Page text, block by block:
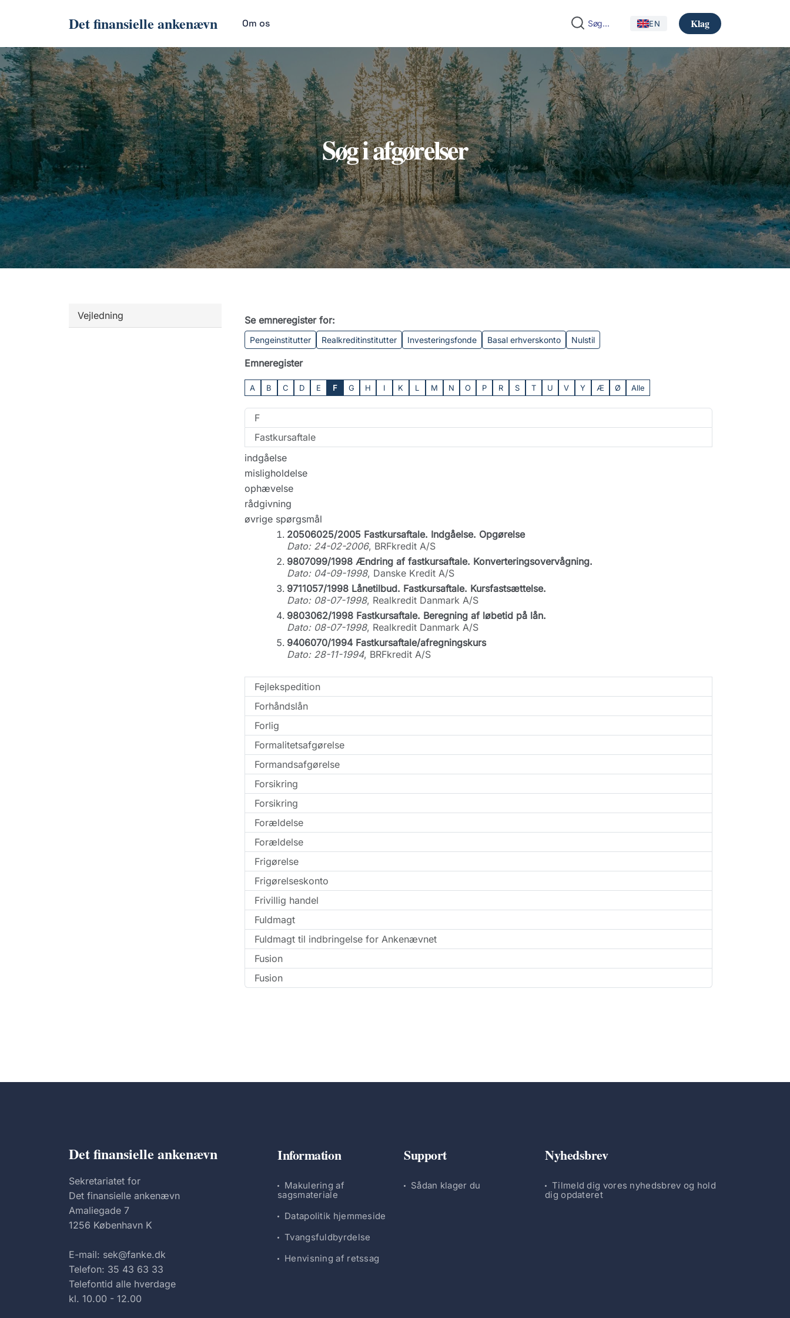
Det finansielle ankenævn Om os EN Klag
Søg i afgørelser
Vejledning Se emneregister for:
Pengeinstitutter Realkreditinstitutter Investeringsfonde Basal erhverskonto Nulstil
Emneregister
A B C D E F G H I K L M N O P R S T U V Y Æ Ø Alle
F
Fastkursaftale
indgåelse
misligholdelse
ophævelse
rådgivning
øvrige spørgsmål
20506025/2005 Fastkursaftale. Indgåelse. Opgørelse
Dato: 24-02-2006, BRFkredit A/S
9807099/1998 Ændring af fastkursaftale. Konverteringsovervågning.
Dato: 04-09-1998, Danske Kredit A/S
9711057/1998 Lånetilbud. Fastkursaftale. Kursfastsættelse.
Dato: 08-07-1998, Realkredit Danmark A/S
9803062/1998 Fastkursaftale. Beregning af løbetid på lån.
Dato: 08-07-1998, Realkredit Danmark A/S
9406070/1994 Fastkursaftale/afregningskurs
Dato: 28-11-1994, BRFkredit A/S
Fejlekspedition
Forhåndslån
Forlig
Formalitetsafgørelse
Formandsafgørelse
Forsikring
Forsikring
Forældelse
Forældelse
Frigørelse
Frigørelseskonto
Frivillig handel
Fuldmagt
Fuldmagt til indbringelse for Ankenævnet
Fusion
Fusion
Det finansielle ankenævn
Sekretariatet for
Det finansielle ankenævn
Amaliegade 7
1256 København K
E-mail: sek@fanke.dk
Telefon: 35 43 63 33
Telefontid alle hverdage
kl. 10.00 - 12.00
Information
Makulering af
sagsmateriale
Datapolitik hjemmeside
Tvangsfuldbyrdelse
Henvisning af retssag
Support
Sådan klager du
Nyhedsbrev
Tilmeld dig vores nyhedsbrev og hold
dig opdateret